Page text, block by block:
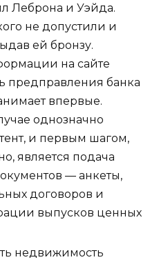
Леброна и Уэйда.
не допустили и
ей бронзу.
на сайте
предправления банка
впервые.
однозначно
и первым шагом,
является подача
— анкеты,
договоров и
выпусков ценных
недвижимость